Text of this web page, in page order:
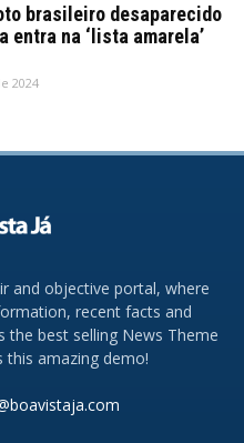
brasileiro desaparecido
entra na ‘lista amarela’
2024
and objective portal, where
recent facts and
the best selling News Theme
amazing demo!